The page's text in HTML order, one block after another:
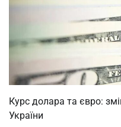
Курс долара та євро:
України